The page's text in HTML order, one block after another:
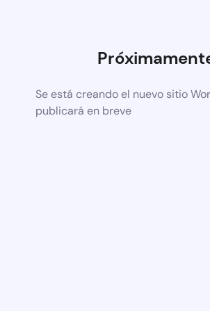
Se está creando el nuevo sitio
publicará en breve